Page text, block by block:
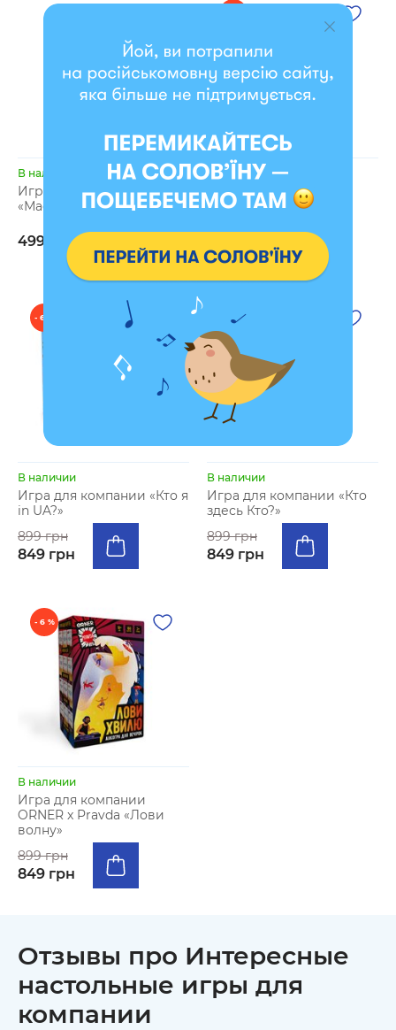
В наличии
Игра для компании
«Мафия»
499 грн
В наличии
Игра для компании
«Правда или Вызов»
899 грн
849 грн
- 6 %
В наличии
Игра для компании «Кто я
in UA?»
899 грн
849 грн
- 6 %
В наличии
Игра для компании «Кто
здесь Кто?»
899 грн
849 грн
- 6 %
В наличии
Игра для компании
ORNER x Pravda «Лови
волну»
899 грн
849 грн
Отзывы про Интересные
настольные игры для
компании